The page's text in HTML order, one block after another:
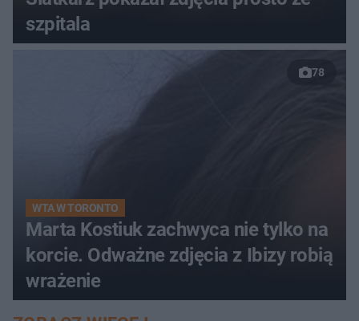
szpitala
78
WTA W TORONTO
Marta Kostiuk zachwyca nie tylko na
korcie. Odważne zdjęcia z Ibizy robią
wrażenie